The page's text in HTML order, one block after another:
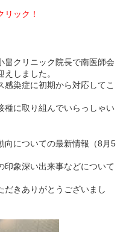
リック！
畠クリニック院長で南医師会
しました。
染症に初期から対応してこ
種に取り組んでいらっしゃい
向についての最新情報（8月5
印象深い出来事などについて
だきありがとうございまし